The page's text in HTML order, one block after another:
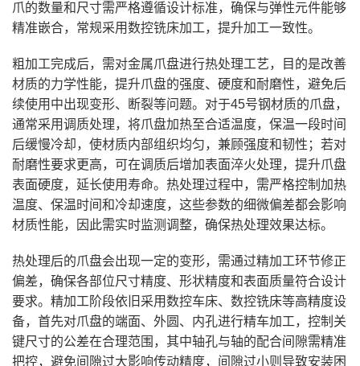
爪的数量和尺寸需严格遵循设计标准，确保与弹性元件能够
精准嵌合，常规采用数控铣床加工，提升加工一致性。
粗加工完成后，需对金属爪盘进行热处理工艺，目的是改善
材质的力学性能，提升爪盘的强度、硬度和耐磨性，避免后
续使用中出现变形、断裂等问题。对于45号钢材质的爪盘，
通常采用调质处理，将爪盘加热至合适温度，保温一段时间
后缓慢冷却，使材质内部组织均匀，兼顾强度和韧性；若对
耐磨性要求更高，可在调质后增加表面淬火处理，提升爪盘
表面硬度，延长使用寿命。热处理过程中，需严格控制加热
温度、保温时间和冷却速度，这些参数的细微偏差都会影响
材质性能，因此需实时监测调整，确保热处理效果达标。
热处理后的爪盘会出现一定的变形，需通过精加工环节修正
偏差，确保各部位尺寸精度、形状精度和表面质量符合设计
要求。精加工阶段依旧采用数控车床、数控铣床等高精度设
备，首先对爪盘的端面、外圆、内孔进行精车加工，控制关
键尺寸的公差在合理范围，其中轴孔与轴的配合间隙需精准
把控，避免间隙过大影响传动精度，间隙过小则导致安装困